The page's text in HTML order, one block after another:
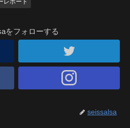
レポート
をフォローする
seissalsa